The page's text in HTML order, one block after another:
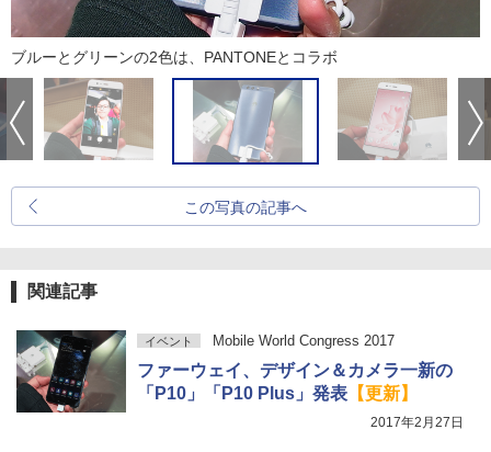
ブルーとグリーンの2色は、PANTONEとコラボ
この写真の記事へ
関連記事
イベント Mobile World Congress 2017
ファーウェイ、デザイン＆カメラ一新の
「P10」「P10 Plus」発表【更新】
2017年2月27日